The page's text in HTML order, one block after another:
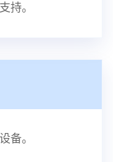
持。
备。